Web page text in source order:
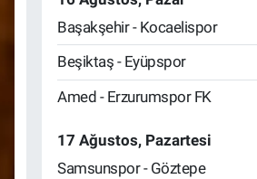
Başakşehir - Kocaelispor
Beşiktaş - Eyüpspor
Amed - Erzurumspor FK
17 Ağustos, Pazartesi
Samsunspor - Göztepe